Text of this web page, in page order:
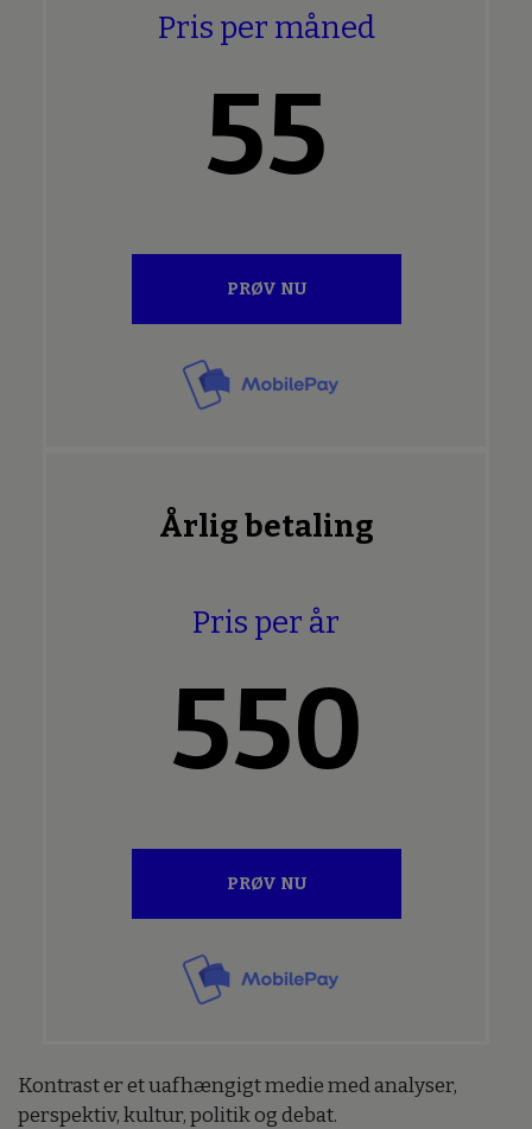
Pris per måned
55
PRØV NU
Årlig betaling
Pris per år
550
PRØV NU
Kontrast er et uafhængigt medie med analyser,
perspektiv, kultur, politik og debat.